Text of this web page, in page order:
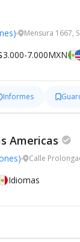
Mensura 1667,
3.000-7.000MXN
Informes
Americas
Calle
Idiomas